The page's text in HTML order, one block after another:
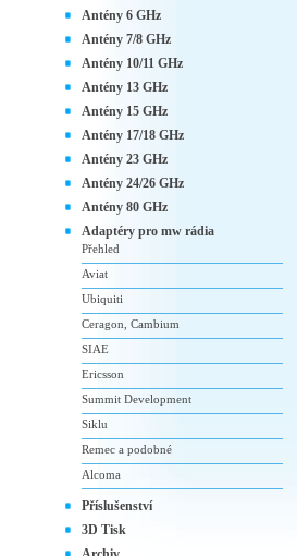
Antény 6 GHz
Antény 7/8 GHz
Antény 10/11 GHz
Antény 13 GHz
Antény 15 GHz
Antény 17/18 GHz
Antény 23 GHz
Antény 24/26 GHz
Antény 80 GHz
Adaptéry pro mw rádia
Přehled
Aviat
Ubiquiti
Ceragon, Cambium
SIAE
Ericsson
Summit Development
Siklu
Remec a podobné
Alcoma
Příslušenství
3D Tisk